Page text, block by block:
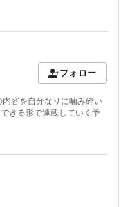
フォロー
容を自分なりに噛み砕い
きる形で連載していく予